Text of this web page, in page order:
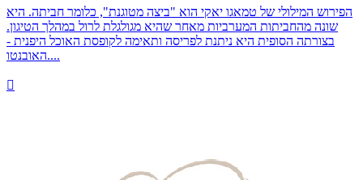
הפירוש המילולי של טמאגו יאקי הוא "ביצה מטוגנת", כלומר חביתה. היא
שונה מהחביתות המערביות מאחר שהיא מגולגלת לרול במהלך הטיגון.
בצורתה הסופית היא ניתנת לפריסה ותאימה לקופסת האוכל היפנית -
האובנטו....
